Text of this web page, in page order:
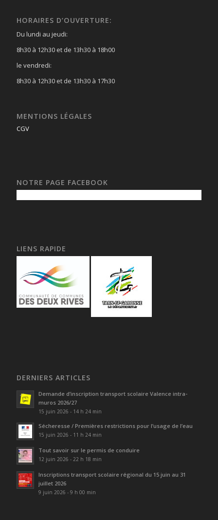
HORAIRES D’OUVERTURE:
Du lundi au jeudi:
8h30 à 12h30 et de 13h30 à 18h00
le vendredi:
8h30 à 12h30 et de 13h30 à 17h30
MENTIONS LÉGALES
CGV
NOTRE PAGE FACEBOOK
LIENS RAPIDE
DERNIERS ARTICLES
Demande d’inscription transport scolaire Valence intra-
muros 2026/27
15 juin 2026 - 14 h 24 min
Sécheresse / Premières restrictions pour l’usage de l’eau
15 juin 2026 - 11 h 24 min
Tout savoir sur le permis de conduire
12 juin 2026 - 22 h 18 min
Inscriptions transport scolaire régional du 15 juin au 31
juillet 2026
9 juin 2026 - 9 h 00 min